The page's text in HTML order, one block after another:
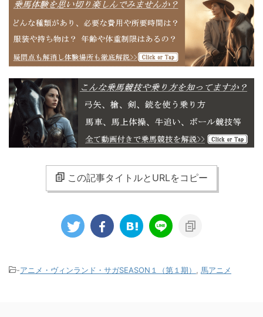
この記事タイトルとURLをコピー
-アニメ・ヴィンランド・サガSEASON１（第１期） 馬アニメ